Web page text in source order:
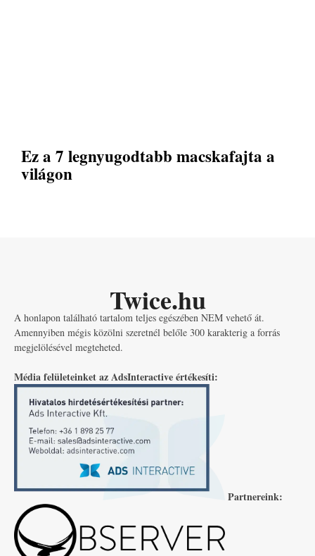
Ez a 7 legnyugodtabb macskafajta a
világon
Twice.hu
A honlapon található tartalom teljes egészében NEM vehető át.
Amennyiben mégis közölni szeretnél belőle 300 karakterig a forrás
megjelölésével megteheted.
Média felületeinket az AdsInteractive értékesíti:
Partnereink: